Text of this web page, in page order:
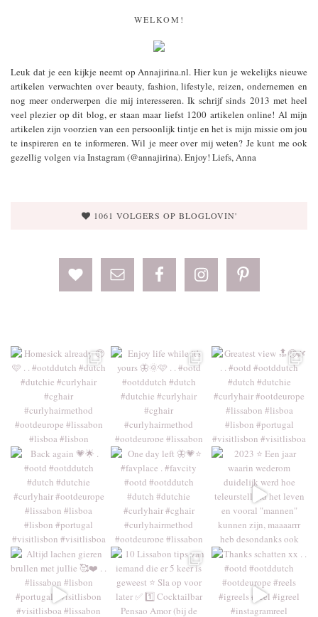
WELKOM!
Leuk dat je een kijkje neemt op Annajirina.nl. Hier kun je wekelijks nieuwe
artikelen verwachten over beauty, fashion, lifestyle, reizen, ondernemen en
nog meer onderwerpen die mij interesseren. Ik schrijf sinds 2013 met heel
veel plezier op dit blog, er staan maar liefst 1200 artikelen online! Al mijn
artikelen zijn voorzien van een persoonlijk tintje en het is mijn missie om jou
te inspireren en te informeren. Wil je meer over mij weten? Je kunt me ook
gezellig volgen via Instagram (@annajirina). Enjoy! Liefs, Anna
1061 VOLGERS OP BLOGLOVIN'